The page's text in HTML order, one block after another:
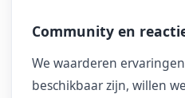
Community en
We waarderen
beschikbaar zijn, willen